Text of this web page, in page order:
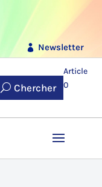
Newsletter
Chercher
Article
0